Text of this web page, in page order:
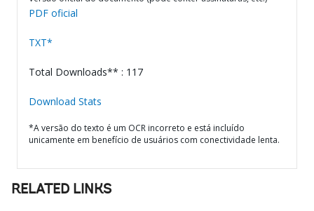
PDF oficial
TXT*
Total Downloads** : 117
Download Stats
*A versão do texto é um OCR incorreto e está incluído
unicamente em benefício de usuários com conectividade lenta.
RELATED LINKS